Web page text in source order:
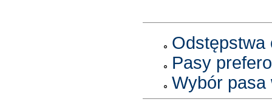
Odstępstwa
Pasy
Wybór